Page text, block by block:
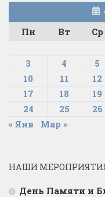
Пн
Вт Ср
3
4 5
10
11 12
17
18 19
24
25 26
« Янв
Мар »
НАШИ
День Памяти и